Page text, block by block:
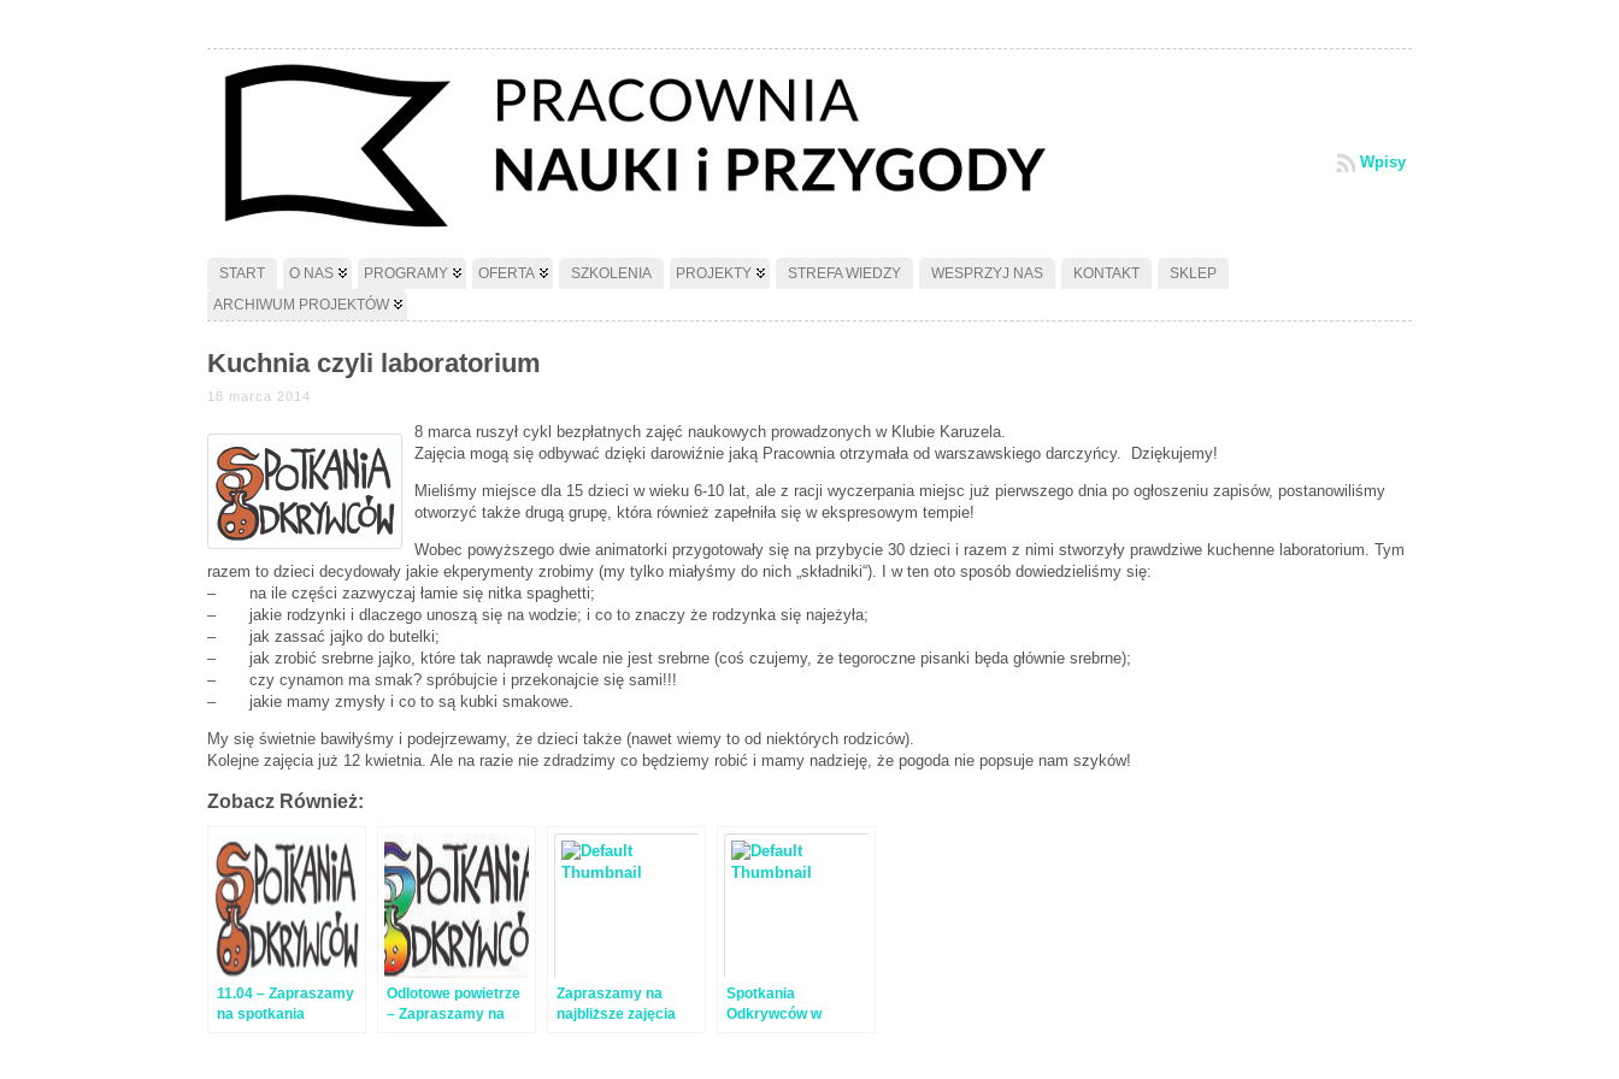
Wpisy
START O NAS PROGRAMY OFERTA SZKOLENIA PROJEKTY STREFA WIEDZY WESPRZYJ NAS KONTAKT
SKLEP
ARCHIWUM PROJEKTÓW
Kuchnia czyli laboratorium
18 marca 2014
8 marca ruszył cykl bezpłatnych zajęć naukowych prowadzonych w Klubie Karuzela.
Zajęcia mogą się odbywać dzięki darowiźnie jaką Pracownia otrzymała od warszawskiego darczyńcy. Dziękujemy!
Mieliśmy miejsce dla 15 dzieci w wieku 6-10 lat, ale z racji wyczerpania miejsc już pierwszego dnia po ogłoszeniu zapisów, postanowiliśmy
otworzyć także drugą grupę, która również zapełniła się w ekspresowym tempie!
Wobec powyższego dwie animatorki przygotowały się na przybycie 30 dzieci i razem z nimi stworzyły prawdziwe kuchenne laboratorium. Tym
razem to dzieci decydowały jakie ekperymenty zrobimy (my tylko miałyśmy do nich „składniki“). I w ten oto sposób dowiedzieliśmy się:
– na ile części zazwyczaj łamie się nitka spaghetti;
– jakie rodzynki i dlaczego unoszą się na wodzie; i co to znaczy że rodzynka się najeżyła;
– jak zassać jajko do butelki;
– jak zrobić srebrne jajko, które tak naprawdę wcale nie jest srebrne (coś czujemy, że tegoroczne pisanki będa głównie srebrne);
– czy cynamon ma smak? spróbujcie i przekonajcie się sami!!!
– jakie mamy zmysły i co to są kubki smakowe.
My się świetnie bawiłyśmy i podejrzewamy, że dzieci także (nawet wiemy to od niektórych rodziców).
Kolejne zajęcia już 12 kwietnia. Ale na razie nie zdradzimy co będziemy robić i mamy nadzieję, że pogoda nie popsuje nam szyków!
Zobacz Również:
11.04 – Zapraszamy
na spotkania
Odlotowe powietrze
– Zapraszamy na
Zapraszamy na
najbliższe zajęcia
Spotkania
Odkrywców w